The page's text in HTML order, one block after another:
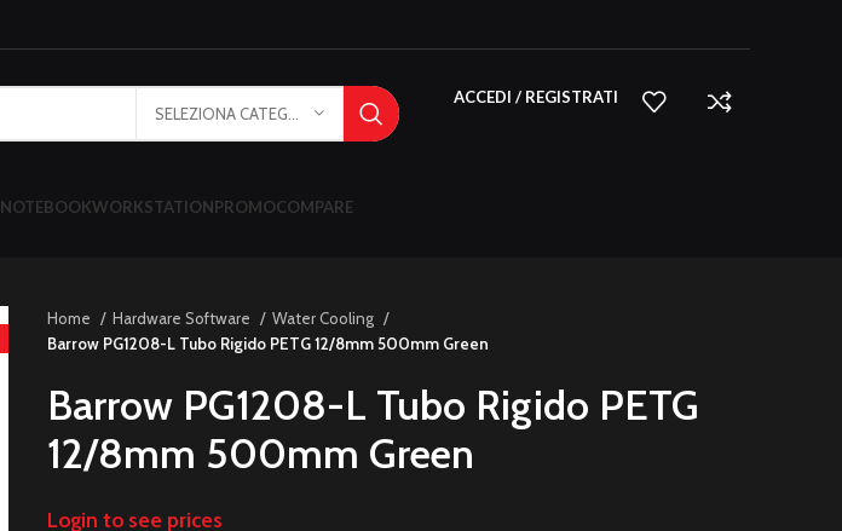
ACCEDI / REGISTRATI
NOTEBOOKWORKSTATIONPROMOCOMPARE
Home Hardware Software
Water Cooling
Barrow PG1208-L Tubo Rigido PETG 12/8mm 500mm Green
Barrow PG1208-L Tubo Rigido PETG
12/8mm 500mm Green
Login to see prices